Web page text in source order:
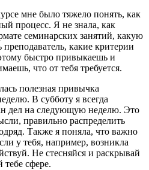
мне было тяжело понять, как
процесс. Я не знала, как
семинарских занятий, какую
какие критерии
быстро привыкаешь и
что от тебя требуется.
полезная привычка
В субботу я всегда
дел на следующую неделю. Это
правильно распределить
Также я поняла, что важно
у тебя, например, возникла
Не стесняйся и раскрывай
тебе сфере.